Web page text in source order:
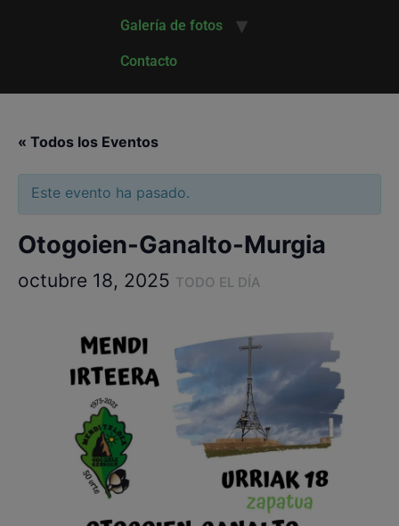
Galería de fotos
Contacto
« Todos los Eventos
Este evento ha pasado.
Otogoien-Ganalto-Murgia
octubre 18, 2025 TODO EL DÍA